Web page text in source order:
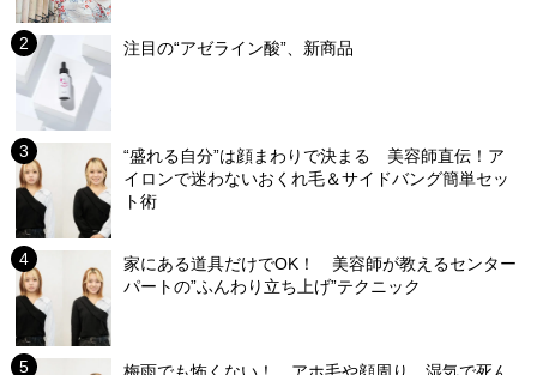
注目の“アゼライン酸”、新商品
“盛れる自分”は顔まわりで決まる 美容師直伝！ア
イロンで迷わないおくれ毛＆サイドバング簡単セッ
ト術
家にある道具だけでOK！ 美容師が教えるセンター
パートの”ふんわり立ち上げ”テクニック